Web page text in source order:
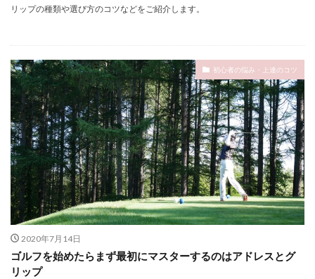
リップの種類や選び方のコツなどをご紹介します。
初心者の悩み・上達のコツ
2020年7月14日
ゴルフを始めたらまず最初にマスターするのはアドレスとグ
リップ